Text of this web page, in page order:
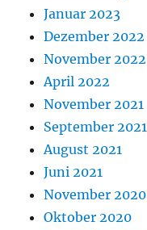
Januar 2023
Dezember 2022
November 2022
April 2022
November 2021
September 2021
August 2021
Juni 2021
November 2020
Oktober 2020